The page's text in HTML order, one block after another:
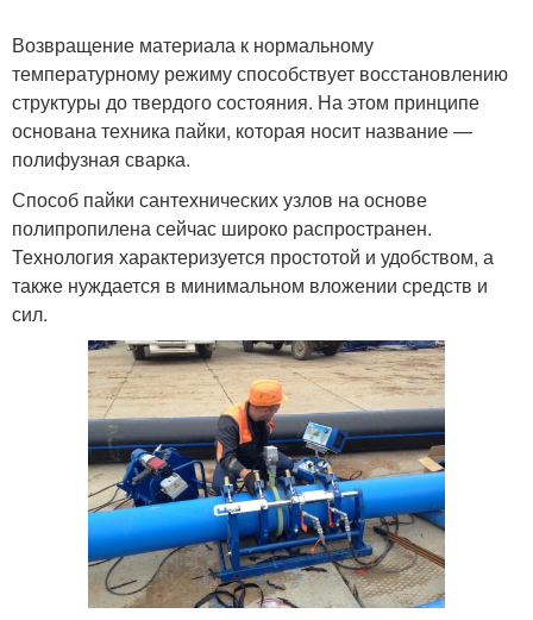
Возвращение материала к нормальному
температурному режиму способствует восстановлению
структуры до твердого состояния. На этом принципе
основана техника пайки, которая носит название —
полифузная сварка.
Способ пайки сантехнических узлов на основе
полипропилена сейчас широко распространен.
Технология характеризуется простотой и удобством, а
также нуждается в минимальном вложении средств и
сил.